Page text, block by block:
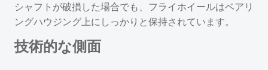
シャフトが破損した場合でも、フライホイールはベアリ
ングハウジング上にしっかりと保持されています。
技術的な側面